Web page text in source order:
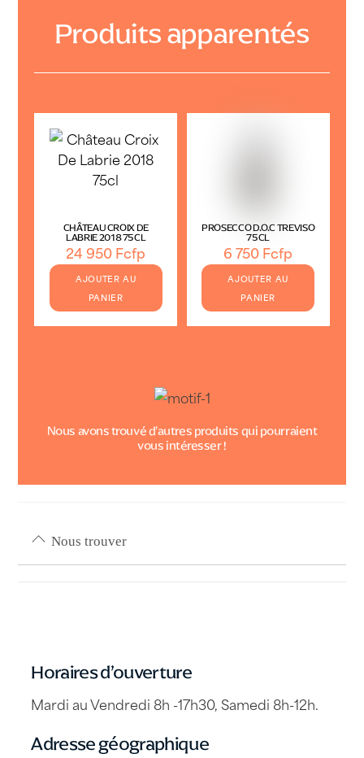
Produits apparentés
CHÂTEAU CROIX DE
LABRIE 2018 75CL
24 950Fcfp
AJOUTER AU
PANIER
PROSECCO D.O.C TREVISO
75CL
6 750Fcfp
AJOUTER AU
PANIER
Nous avons trouvé d’autres produits qui pourraient
vous intéresser !
Nous trouver
Horaires d’ouverture
Mardi au Vendredi 8h -17h30, Samedi 8h-12h.
Adresse géographique